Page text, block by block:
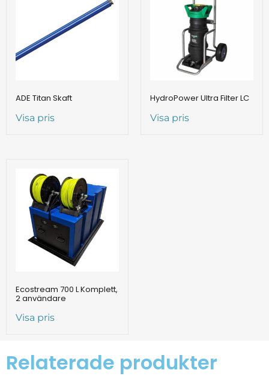
ADE Titan Skaft
Visa pris
HydroPower Ultra Filter LC
Visa pris
Ecostream 700 L Komplett,
2 användare
Visa pris
Relaterade produkter